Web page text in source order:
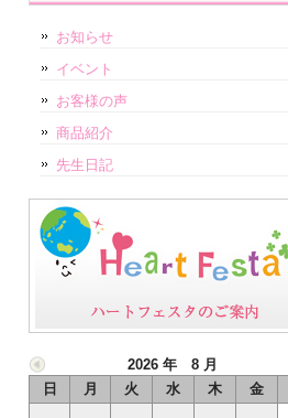
お知らせ
イベント
お客様の声
商品紹介
先生日記
2026 年 8 月
日
月 火 水 木 金